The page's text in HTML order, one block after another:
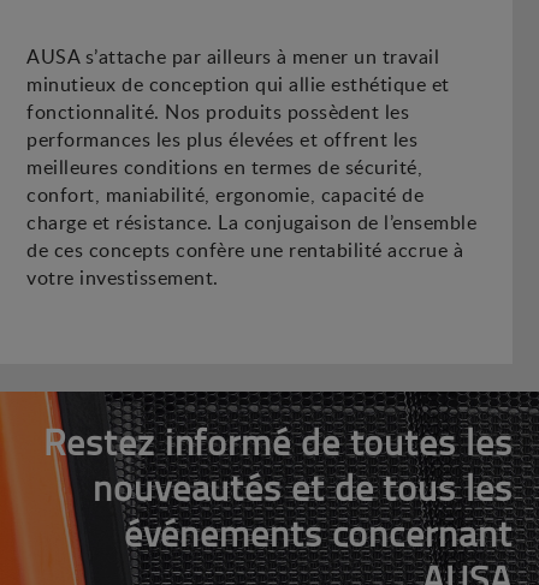
AUSA s’attache par ailleurs à mener un travail
minutieux de conception qui allie esthétique et
fonctionnalité. Nos produits possèdent les
performances les plus élevées et offrent les
meilleures conditions en termes de sécurité,
confort, maniabilité, ergonomie, capacité de
charge et résistance. La conjugaison de l’ensemble
de ces concepts confère une rentabilité accrue à
votre investissement.
Restez informé de toutes les
nouveautés et de tous les
événements concernant